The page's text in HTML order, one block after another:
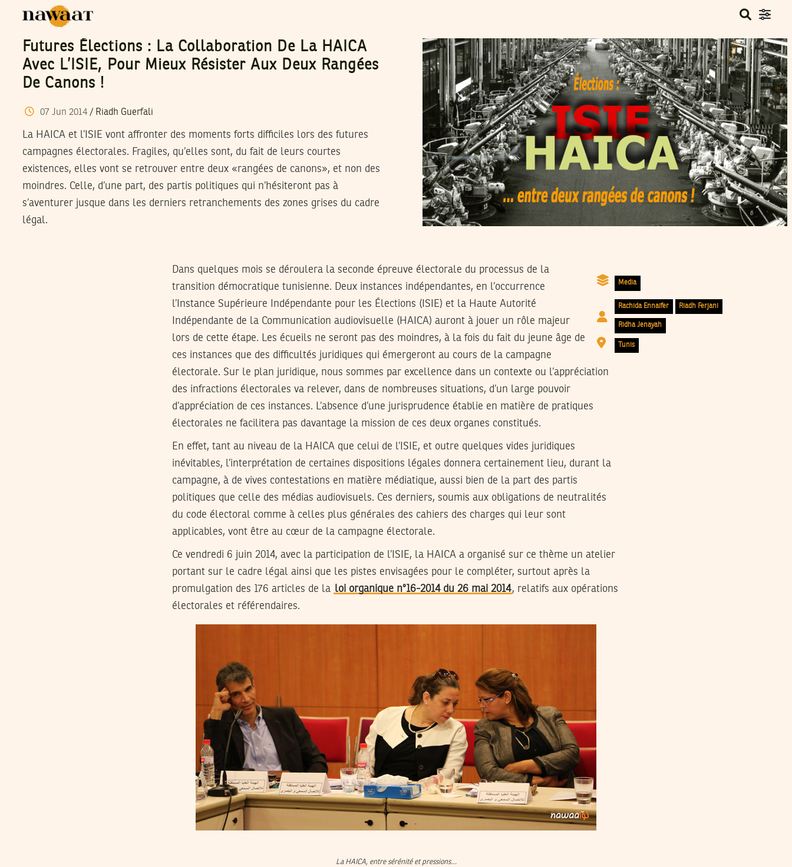
Futures Élections : La Collaboration De La HAICA
Avec L’ISIE, Pour Mieux Résister Aux Deux Rangées
De Canons !
07 Jun 2014/ Riadh Guerfali
La HAICA et l’ISIE vont affronter des moments forts difficiles lors des futures
campagnes électorales. Fragiles, qu’elles sont, du fait de leurs courtes
existences, elles vont se retrouver entre deux «rangées de canons», et non des
moindres. Celle, d’une part, des partis politiques qui n’hésiteront pas à
s’aventurer jusque dans les derniers retranchements des zones grises du cadre
légal.
Media
Rachida Ennaifer Riadh Ferjani
Ridha Jenayah
Tunis
Dans quelques mois se déroulera la seconde épreuve électorale du processus de la
transition démocratique tunisienne. Deux instances indépendantes, en l’occurrence
l’Instance Supérieure Indépendante pour les Élections (ISIE) et la Haute Autorité
Indépendante de la Communication audiovisuelle (HAICA) auront à jouer un rôle majeur
lors de cette étape. Les écueils ne seront pas des moindres, à la fois du fait du jeune âge de
ces instances que des difficultés juridiques qui émergeront au cours de la campagne
électorale. Sur le plan juridique, nous sommes par excellence dans un contexte ou l’appréciation
des infractions électorales va relever, dans de nombreuses situations, d’un large pouvoir
d’appréciation de ces instances. L’absence d’une jurisprudence établie en matière de pratiques
électorales ne facilitera pas davantage la mission de ces deux organes constitués.
En effet, tant au niveau de la HAICA que celui de l’ISIE, et outre quelques vides juridiques
inévitables, l’interprétation de certaines dispositions légales donnera certainement lieu, durant la
campagne, à de vives contestations en matière médiatique, aussi bien de la part des partis
politiques que celle des médias audiovisuels. Ces derniers, soumis aux obligations de neutralités
du code électoral comme à celles plus générales des cahiers des charges qui leur sont
applicables, vont être au cœur de la campagne électorale.
Ce vendredi 6 juin 2014, avec la participation de l’ISIE, la HAICA a organisé sur ce thème un atelier
portant sur le cadre légal ainsi que les pistes envisagées pour le compléter, surtout après la
promulgation des 176 articles de la loi organique n°16-2014 du 26 mai 2014, relatifs aux opérations
électorales et référendaires.
La HAICA, entre sérénité et pressions…